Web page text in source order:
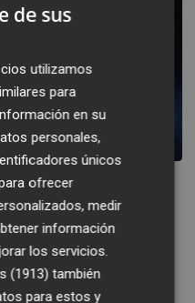
a participar en el
la Agencia
de sus
utilizamos
para
en su
personales,
únicos
ofrecer
medir
información
los servicios.
(1913) también
para estos y